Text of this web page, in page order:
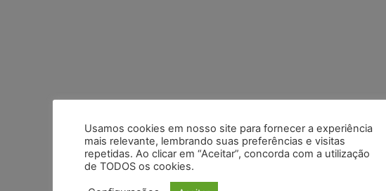
Usamos cookies em nosso site para fornecer a experiência
mais relevante, lembrando suas preferências e visitas
repetidas. Ao clicar em “Aceitar”, concorda com a utilização
de TODOS os cookies.